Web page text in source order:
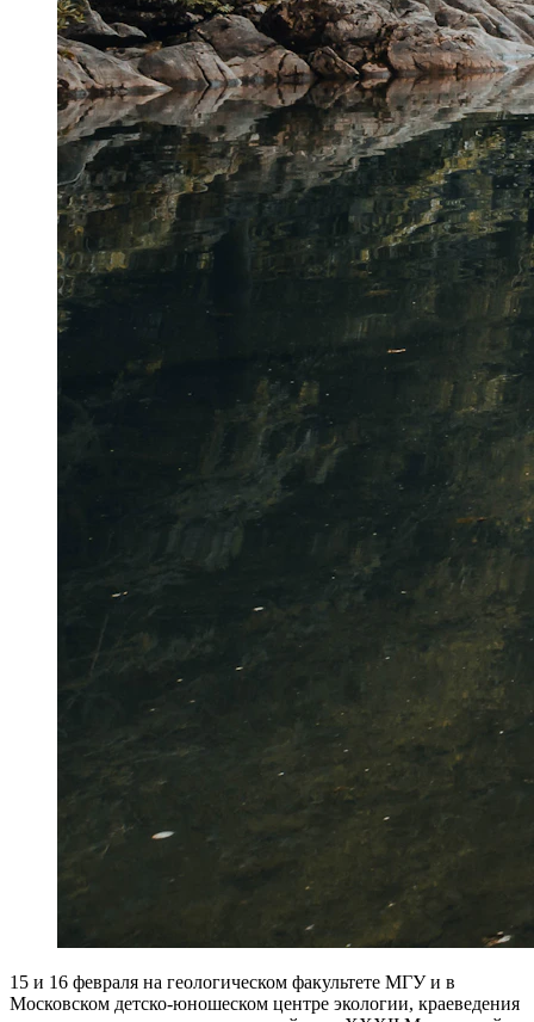
15 и 16 февраля на геологическом факультете МГУ и в
Московском детско-юношеском центре экологии, краеведения